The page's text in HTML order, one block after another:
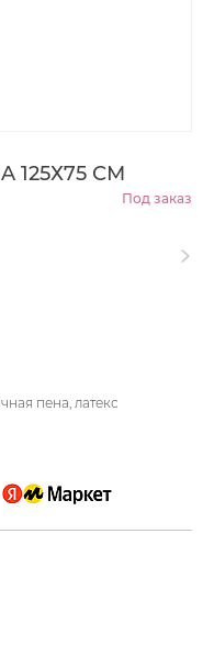
125Х75 СМ
Под заказ
пена, латекс